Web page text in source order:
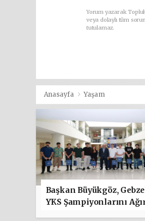
Yorum yazarak
veya dolaylı tüm
tutulamaz.
Anasayfa Yaşam
Başkan Büyükgöz,
YKS Şampiyonlarını